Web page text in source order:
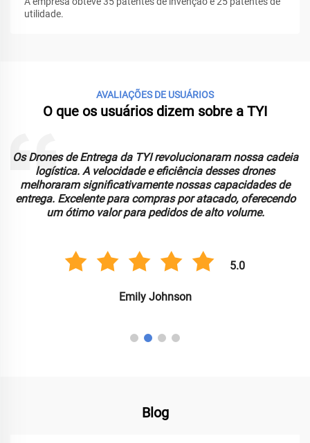
utilidade.
AVALIAÇÕES DE USUÁRIOS
O que os usuários dizem sobre a TYI
Os Drones de Entrega da TYI revolucionaram nossa cadeia
logística. A velocidade e eficiência desses drones
melhoraram significativamente nossas capacidades de
entrega. Excelente para compras por atacado, oferecendo
um ótimo valor para pedidos de alto volume.
5.0
Emily Johnson
Blog